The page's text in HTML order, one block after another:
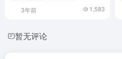
3年前 1,583
暂无评论